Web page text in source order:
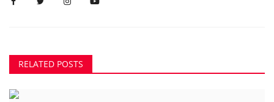
RELATED POSTS